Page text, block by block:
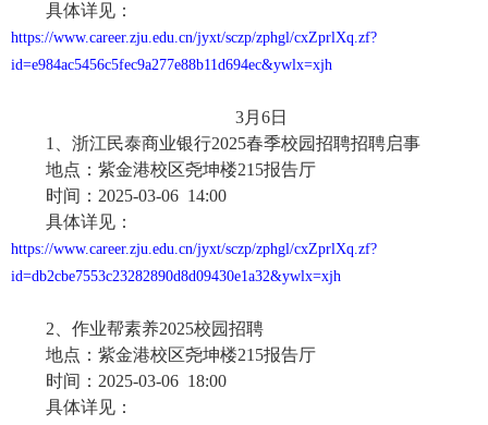
具体详见：
https://www.career.zju.edu.cn/jyxt/sczp/zphgl/cxZprlXq.zf?
id=e984ac5456c5fec9a277e88b11d694ec&ywlx=xjh
3月6日
1、浙江民泰商业银行2025春季校园招聘招聘启事
地点：紫金港校区尧坤楼215报告厅
时间： 2025-03-06 14:00
具体详见：
https://www.career.zju.edu.cn/jyxt/sczp/zphgl/cxZprlXq.zf?
id=db2cbe7553c23282890d8d09430e1a32&ywlx=xjh
2、作业帮素养2025校园招聘
地点：紫金港校区尧坤楼215报告厅
时间： 2025-03-06 18:00
具体详见：